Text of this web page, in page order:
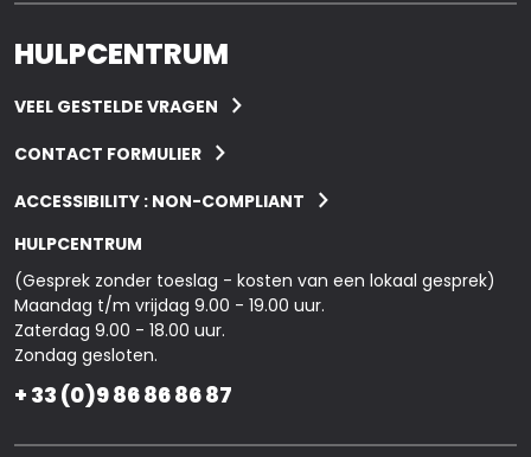
HULPCENTRUM
VEEL GESTELDE VRAGEN
CONTACT FORMULIER
ACCESSIBILITY : NON-COMPLIANT
HULPCENTRUM
(Gesprek zonder toeslag - kosten van een lokaal gesprek)
Maandag t/m vrijdag 9.00 - 19.00 uur.
Zaterdag 9.00 - 18.00 uur.
Zondag gesloten.
+ 33 (0)9 86 86 86 87